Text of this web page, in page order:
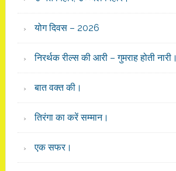
योग दिवस – 2026
निरर्थक रील्स की आरी – गुमराह होती नारी।
बात वक्त की।
तिरंगा का करें सम्मान।
एक सफर।